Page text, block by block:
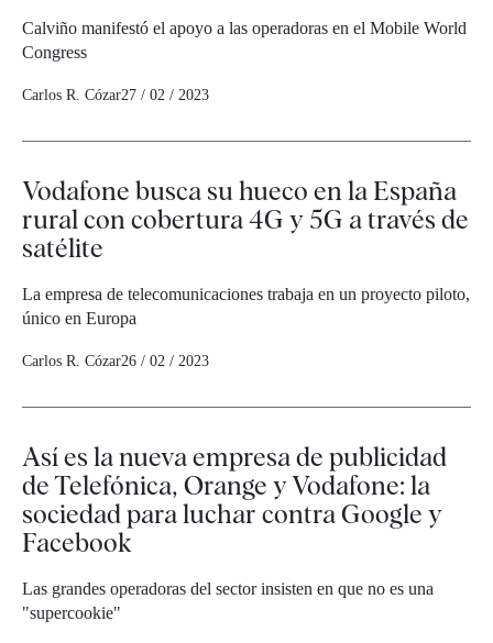
Calviño manifestó el apoyo a las operadoras en el Mobile World
Congress
Carlos R. Cózar27 / 02 / 2023
Vodafone busca su hueco en la España
rural con cobertura 4G y 5G a través de
satélite
La empresa de telecomunicaciones trabaja en un proyecto piloto,
único en Europa
Carlos R. Cózar26 / 02 / 2023
Así es la nueva empresa de publicidad
de Telefónica, Orange y Vodafone: la
sociedad para luchar contra Google y
Facebook
Las grandes operadoras del sector insisten en que no es una
"supercookie"